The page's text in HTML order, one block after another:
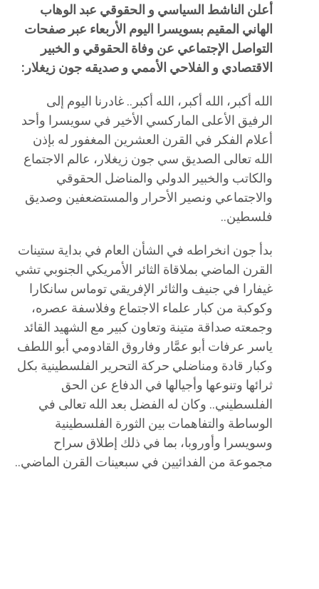
أعلن الناشط السياسي و الحقوقي عبد الوهاب
الهاني المقيم بسويسرا اليوم الأربعاء عبر صفحات
التواصل الإجتماعي عن وفاة الحقوقي و الخبير
الاقتصادي و الفلاحي الأممي و صديقه جون زيغلار:
الله أكبر، الله أكبر، الله أكبر.. غادرنا اليوم إلى
الرفيق الأعلى الماركسي الأخير في سويسرا وأحد
أعلام الفكر في القرن العشرين المغفور له بإذن
الله تعالى الصديق سي جون زيغلار، عالم الاجتماع
والكاتب والخبير الدولي والمناضل الحقوقي
والاجتماعي ونصير الأحرار والمستضعفين وصديق
فلسطين..
بدأ جون انخراطه في الشأن العام في بداية ستينات
القرن الماضي بملاقاة الثائر الأمريكي الجنوبي تشي
غيفارا في جنيف والثائر الإفريقي توماس سانكارا
وكوكبة من كبار علماء الاجتماع وفلاسفة عصره،
وجمعته صداقة متينة وتعاون كبير مع الشهيد القائد
ياسر عرفات أبو عمَّار وفاروق القادومي أبو اللطف
وكبار قادة ومناضلي حركة التحرير الفلسطينية بكل
ثرائها وتنوعها وأجيالها في الدفاع عن الحق
الفلسطيني.. وكان له الفضل بعد الله تعالى في
الوساطة والتفاهمات بين الثورة الفلسطينية
وسويسرا وأوروبا، بما في ذلك إطلاق سراح
مجموعة من الفدائيين في سبعينات القرن الماضي..